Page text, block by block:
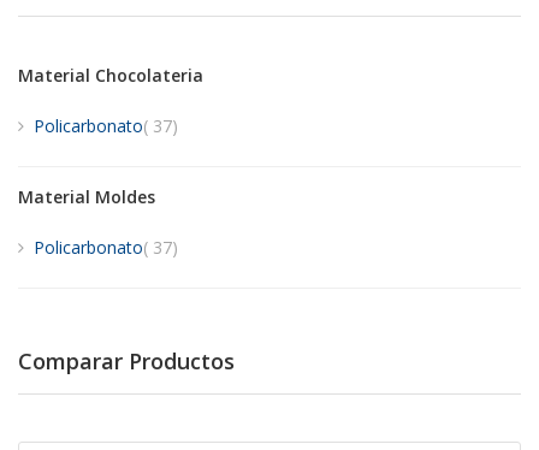
Material Chocolateria
Policarbonato 37artículos
Material Moldes
Policarbonato 37artículos
Comparar Productos